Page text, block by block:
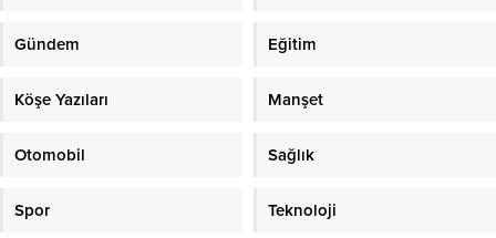
Gündem Eğitim
Köşe Yazıları Manşet
Otomobil Sağlık
Spor Teknoloji